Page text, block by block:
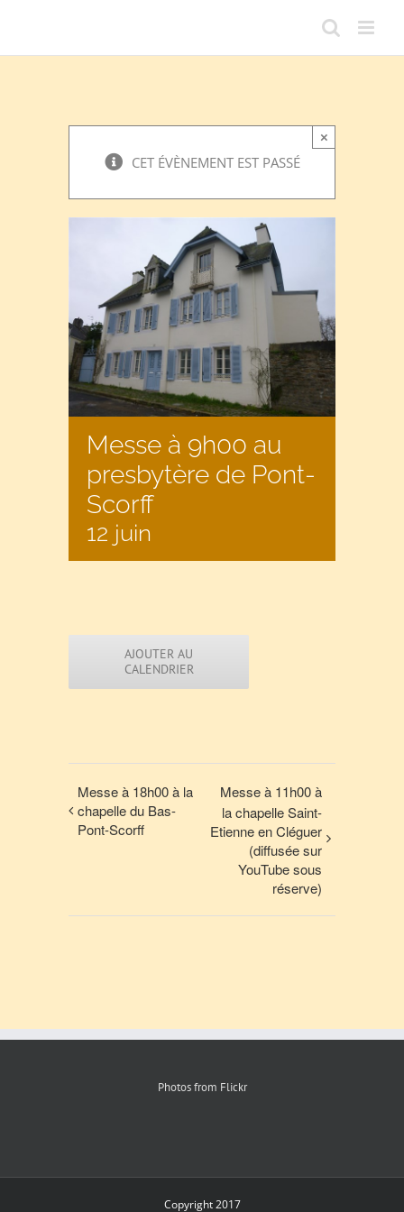
CET ÉVÈNEMENT EST PASSÉ
×
Messe à 9h00 au
presbytère de Pont-
Scorff
12 juin
AJOUTER AU
CALENDRIER
Messe à 18h00 à la
chapelle du Bas-
Pont-Scorff
Messe à 11h00 à
la chapelle Saint-
Etienne en Cléguer
(diffusée sur
YouTube sous
réserve)
Photos from Flickr
Copyright 2017